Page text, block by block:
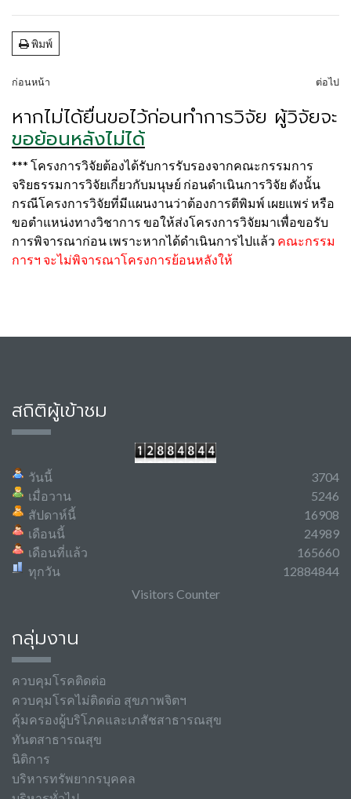
พิมพ์
ก่อนหน้า ต่อไป
หากไม่ได้ยื่นขอไว้ก่อนทำการวิจัย ผู้วิจัยจะ
ขอย้อนหลังไม่ได้
*** โครงการวิจัยต้องได้รับการรับรองจากคณะกรรมการ
จริยธรรมการวิจัยเกี่ยวกับมนุษย์ ก่อนดำเนินการวิจัย ดังนั้น
กรณีโครงการวิจัยที่มีแผนงานว่าต้องการตีพิมพ์ เผยแพร่ หรือ
ขอตำแหน่งทางวิชาการ ขอให้ส่งโครงการวิจัยมาเพื่อขอรับ
การพิจารณาก่อน เพราะหากได้ดำเนินการไปแล้ว คณะกรรม
การฯ จะไม่พิจารณาโครงการย้อนหลังให้
สถิติผู้เข้าชม
วันนี้
เมื่อวาน
สัปดาห์นี้
เดือนนี้
เดือนที่แล้ว
ทุกวัน
3704
5246
16908
24989
165660
12884844
Visitors Counter
กลุ่มงาน
ควบคุมโรคติดต่อ
ควบคุมโรคไม่ติดต่อ สุขภาพจิตฯ
คุ้มครองผู้บริโภคและเภสัชสาธารณสุข
ทันตสาธารณสุข
นิติการ
บริหารทรัพยากรบุคคล